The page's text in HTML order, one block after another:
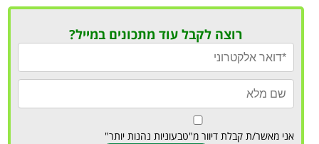
רוצה לקבל עוד מתכונים במייל?
אני מאשר/ת קבלת דיוור מ"טבעוניות נהנות יותר"